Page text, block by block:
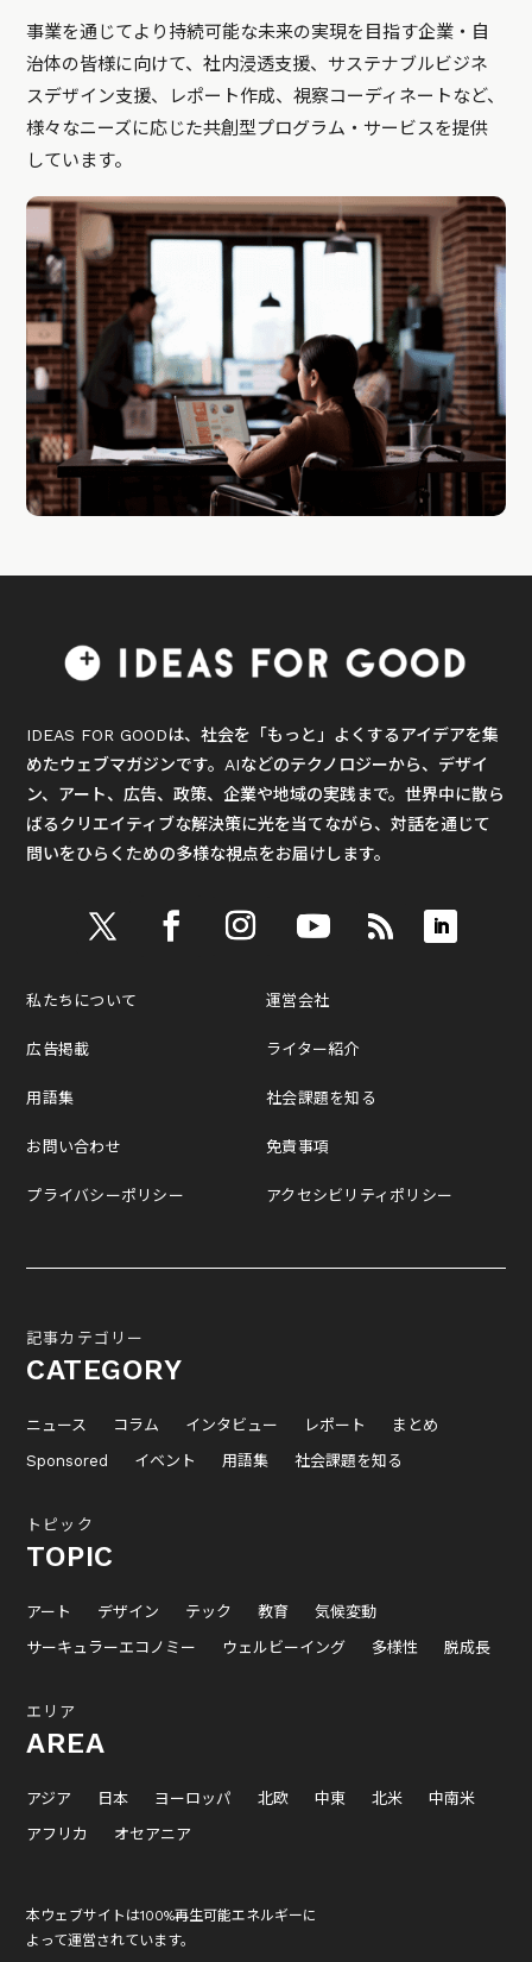
事業を通じてより持続可能な未来の実現を目指す企業・自
治体の皆様に向けて、社内浸透支援、サステナブルビジネ
スデザイン支援、レポート作成、視察コーディネートなど、
様々なニーズに応じた共創型プログラム・サービスを提供
しています。
IDEAS FOR GOODは、社会を「もっと」よくするアイデアを集
めたウェブマガジンです。AIなどのテクノロジーから、デザイ
ン、アート、広告、政策、企業や地域の実践まで。世界中に散ら
ばるクリエイティブな解決策に光を当てながら、対話を通じて
問いをひらくための多様な視点をお届けします。
私たちについて
広告掲載
用語集
お問い合わせ
プライバシーポリシー
運営会社
ライター紹介
社会課題を知る
免責事項
アクセシビリティポリシー
記事カテゴリー
CATEGORY
ニュース コラム インタビュー レポート
まとめ
Sponsored
イベント 用語集 社会課題を知る
トピック
TOPIC
アート デザイン テック 教育
気候変動
サーキュラーエコノミー
ウェルビーイング 多様性 脱成長
エリア
AREA
アジア 日本 ヨーロッパ 北欧 中東 北米
中南米
アフリカ
オセアニア
本ウェブサイトは100%再生可能エネルギーに
よって運営されています。